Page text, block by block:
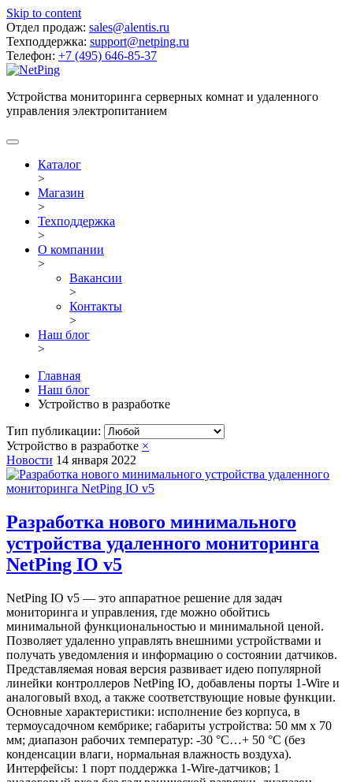
Skip to content
Отдел продаж: sales@alentis.ru
Техподдержка: support@netping.ru
Телефон: +7 (495) 646-85-37
Устройства мониторинга серверных комнат и удаленного
управления электропитанием
Каталог
>
Магазин
>
Техподдержка
>
О компании
>
Вакансии
>
Контакты
>
Наш блог
>
Главная
Наш блог
Устройство в разработке
Тип публикации:
Устройство в разработке ×
Новости 14 января 2022
Разработка нового минимального
устройства удаленного мониторинга
NetPing IO v5
NetPing IO v5 — это аппаратное решение для задач
мониторинга и управления, где можно обойтись
минимальной функциональностью и минимальной ценой.
Позволяет удаленно управлять внешними устройствами и
получать уведомления и информацию о состоянии датчиков.
Представляемая новая версия развивает идею популярной
линейки контроллеров NetPing IO, добавлены порты 1-Wire и
аналоговый вход, а также соответствующие новые функции.
Основные характеристики: исполнение без корпуса, в
термоусадочном кембрике; габариты устройства: 50 мм x 70
мм; диапазон рабочих температур: -30 °С…+ 50 °С (без
конденсации влаги, нормальная влажность воздуха).
Интерфейсы: 1 порт поддержка 1-Wire-датчиков; 1